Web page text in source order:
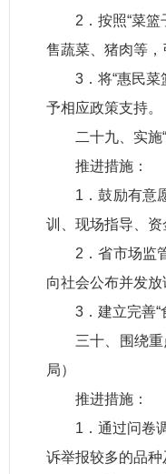
2．按照“菜
售蔬菜、猪肉等，
3．将“惠民
予相应政策支持。
二十九、实
推进措施：
1．鼓励有意
训、现场指导、
2．省市场监
向社会公布并发放
3．建立完善
三十、围绕
局）
推进措施：
1．通过问卷
诉举报较多的品